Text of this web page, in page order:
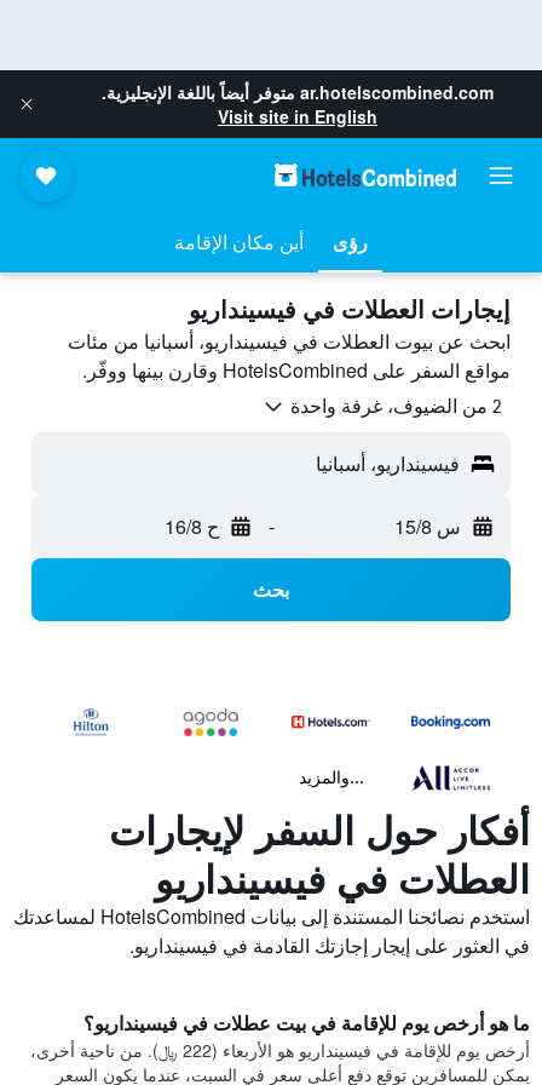
ar.hotelscombined.com متوفر أيضاً باللغة الإنجليزية.
Visit site in English
رؤى أين مكان الإقامة
إيجارات العطلات في فيسينداريو
ابحث عن بيوت العطلات في فيسينداريو، أسبانيا من مئات
مواقع السفر على HotelsCombined وقارن بينها ووفّر.
2 من الضيوف، غرفة واحدة
فيسينداريو، أسبانيا
س 15/8 - ح 16/8
بحث
...والمزيد
أفكار حول السفر لإيجارات
العطلات في فيسينداريو
استخدم نصائحنا المستندة إلى بيانات HotelsCombined لمساعدتك
في العثور على إيجار إجازتك القادمة في فيسينداريو.
ما هو أرخص يوم للإقامة في بيت عطلات في فيسينداريو؟
أرخص يوم للإقامة في فيسينداريو هو الأربعاء (222 ﷼). من ناحية أخرى،
يمكن للمسافرين توقع دفع أعلى سعر في السبت، عندما يكون السعر